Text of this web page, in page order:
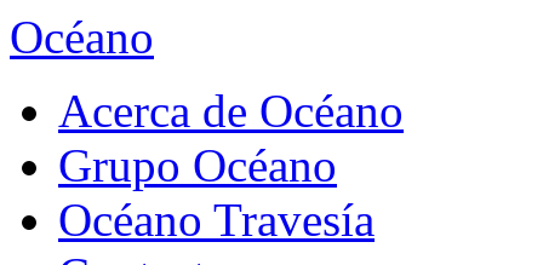
Océano
Acerca de Océano
Grupo Océano
Océano Travesía